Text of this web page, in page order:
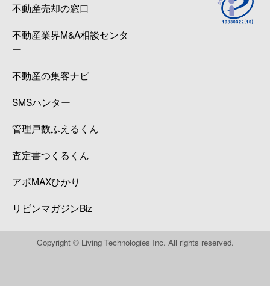
不動産売却の窓口
不動産業界M&A相談センタ
ー
不動産の集客ナビ
SMSハンター
管理戸数ふえるくん
査定書つくるくん
アポMAXひかり
リビンマガジンBiz
Copyright © Living Technologies Inc. All rights reserved.